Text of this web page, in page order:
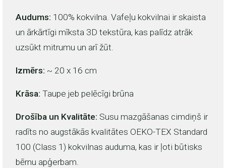
Audums: 100% kokvilna. Vafeļu kokvilnai ir skaista
un ārkārtīgi mīksta 3D tekstūra, kas palīdz atrāk
uzsūkt mitrumu un arī žūt.
Izmērs: ~ 20 x 16 cm
Krāsa: Taupe jeb pelēcīgi brūna
Drošība un Kvalitāte: Susu mazgāšanas cimdiņš ir
radīts no augstākās kvalitātes OEKO-TEX Standard
100 (Class 1) kokvilnas auduma, kas ir ļoti būtisks
bērnu apģerbam.